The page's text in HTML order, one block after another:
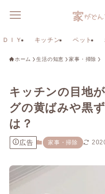
ＤＩＹ キッチン ペット
ホーム 生活の知恵 家事・掃除
キッチンの目地
グの黄ばみや黒
は？
広告 家事・掃除